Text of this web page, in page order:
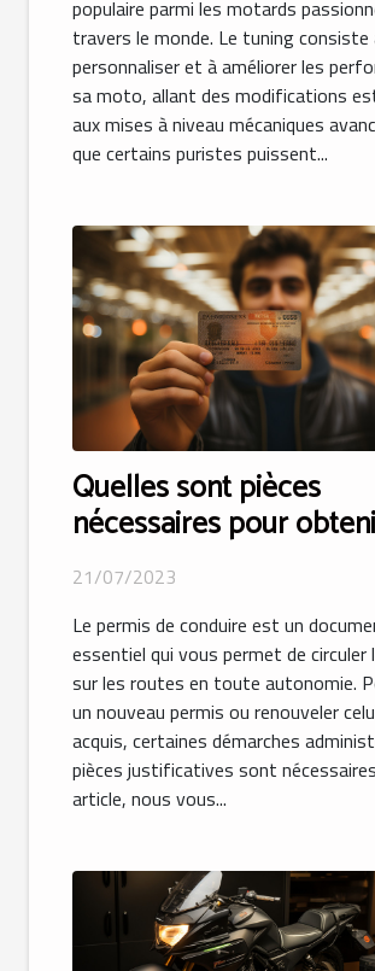
populaire parmi les motards
travers le monde. Le tuning consiste
personnaliser et à améliorer les
sa moto, allant des modifications
aux mises à niveau mécaniques
que certains puristes puissent...
Quelles sont pièces
nécessaires pour
renouveler votre permis
conduire ?
21/07/2023
Le permis de conduire est un
essentiel qui vous permet de circuler
sur les routes en toute autonomie.
un nouveau permis ou renouveler
acquis, certaines démarches
pièces justificatives sont
article, nous vous...